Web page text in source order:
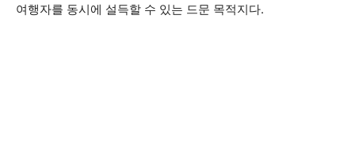
여행자를 동시에 설득할 수 있는 드문 목적지다.